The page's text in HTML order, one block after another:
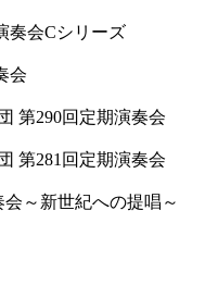
奏会Cシリーズ
会
第290回定期演奏会
第281回定期演奏会
～新世紀への提唱～